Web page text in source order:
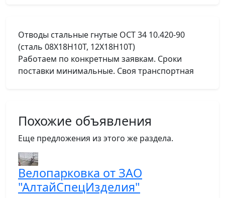
Отводы стальные гнутые ОСТ 34 10.420-90
(сталь 08Х18Н10Т, 12Х18Н10Т)
Работаем по конкретным заявкам. Сроки
поставки минимальные. Своя транспортная
Похожие объявления
Еще предложения из этого же раздела.
Велопарковка от ЗАО
"АлтайСпецИзделия"